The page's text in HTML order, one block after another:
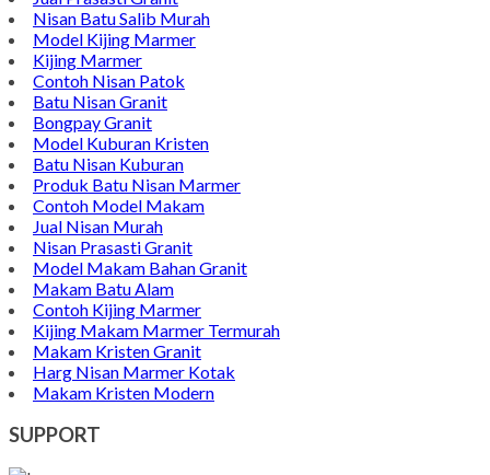
Nisan Batu Salib Murah
Model Kijing Marmer
Kijing Marmer
Contoh Nisan Patok
Batu Nisan Granit
Bongpay Granit
Model Kuburan Kristen
Batu Nisan Kuburan
Produk Batu Nisan Marmer
Contoh Model Makam
Jual Nisan Murah
Nisan Prasasti Granit
Model Makam Bahan Granit
Makam Batu Alam
Contoh Kijing Marmer
Kijing Makam Marmer Termurah
Makam Kristen Granit
Harg Nisan Marmer Kotak
Makam Kristen Modern
SUPPORT